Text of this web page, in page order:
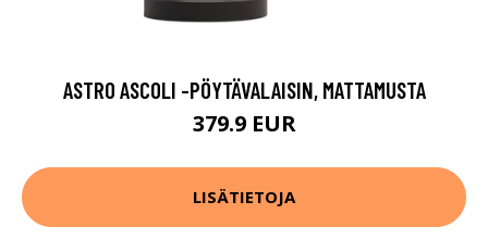
ASTRO ASCOLI -PÖYTÄVALAISIN, MATTAMUSTA
379.9 EUR
LISÄTIETOJA